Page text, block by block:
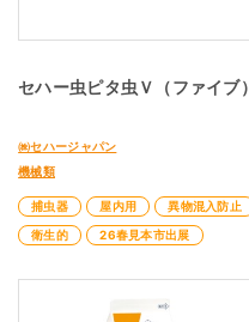
セハー虫ピタ虫Ｖ（ファイブ）
㈱セハージャパン
機械類
捕虫器 屋内用
異物混入防止
衛生的
26春見本市出展